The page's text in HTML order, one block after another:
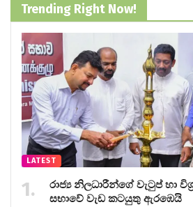
Trending Right Now!
LATEST
රාජ්‍ය නිලධාරීන්ගේ වැටුප් හා
සභාවේ වැඩ කටයුතු ඇරඹෙයි